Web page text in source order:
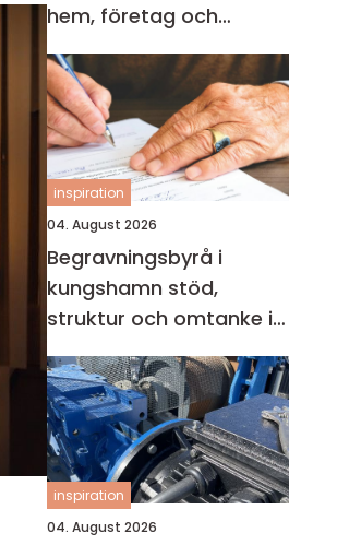
hem, företag och
industri
inspiration
04. August 2026
Begravningsbyrå i
kungshamn stöd,
struktur och omtanke i
en svår tid
inspiration
04. August 2026